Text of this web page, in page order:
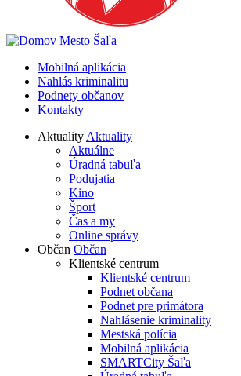
Mobilná aplikácia
Nahlás kriminalitu
Podnety občanov
Kontakty
AktualityAktuality
Aktuálne
Úradná tabuľa
Podujatia
Kino
Šport
Čas a my
Online správy
Občan Občan
Klientské centrum
Klientské centrum
Podnet občana
Podnet pre primátora
Nahlásenie kriminality
Mestská polícia
Mobilná aplikácia
SMARTCity Šaľa